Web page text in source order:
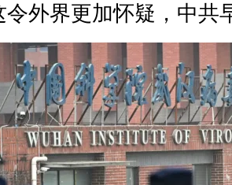
外界更加怀疑，中共